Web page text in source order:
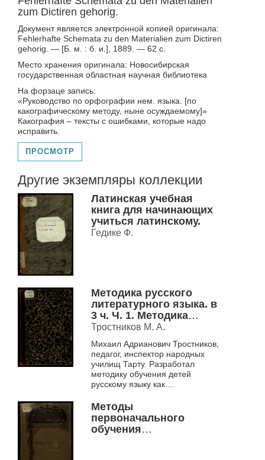
zum Dictiren gehorig.
Документ является электронной копией оригинала:
Fehlerhafte Schemata zu den Materialien zum Dictiren
gehorig. — [Б. м. : б. и.], 1889. — 62 с.
Место хранения оригинала: Новосибирская
государственная областная научная библиотека
На форзаце запись:
«Руководство по орфографии нем. языка. [по
какографическому методу, ныне осуждаемому]»
Какография – тексты с ошибками, которые надо
исправить.
ПРОСМОТР
Другие экземпляры коллекции
Латинская учебная
книга для начинающих
учиться латинскому.
Гедике Ф.
Методика русского
литературного языка. в
3 ч. Ч. 1. Методика
чтения и устной речи.
Тростников М. А.
Михаил Адрианович Тростников,
педагог, инспектор народных
училищ Тарту. Разработал
методику обучения детей
русскому языку как
картин. Дидактические
иллюстрации издавались в вид...
Методы
первоначального
обучения